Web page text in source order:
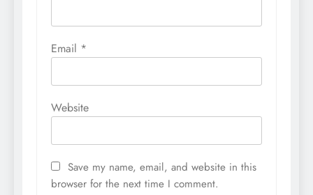
Email *
Website
Save my name, email, and website in this
browser for the next time I comment.